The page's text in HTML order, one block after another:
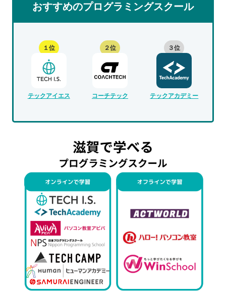
おすすめのプログラミングスクール
１位
テックアイエス
２位
コーチテック
３位
テックアカデミー